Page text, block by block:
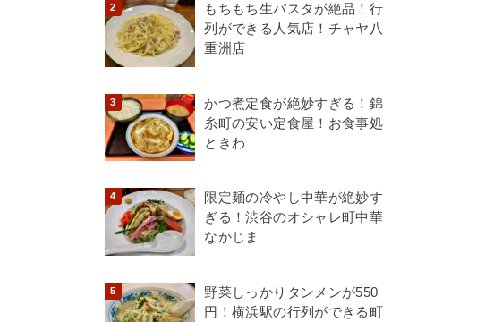
もちもち生パスタが絶品！行
列ができる人気店！チャヤ八
重洲店
かつ煮定食が絶妙すぎる！錦
糸町の安い定食屋！お食事処
ときわ
限定麺の冷やし中華が絶妙す
ぎる！渋谷のオシャレ町中華
なかじま
野菜しっかりタンメンが550
円！横浜駅の行列ができる町